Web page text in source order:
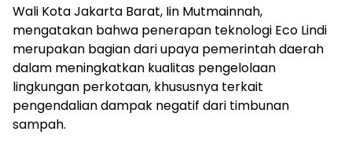
Wali Kota Jakarta Barat, Iin Mutmainnah,
mengatakan bahwa penerapan teknologi Eco Lindi
merupakan bagian dari upaya pemerintah daerah
dalam meningkatkan kualitas pengelolaan
lingkungan perkotaan, khususnya terkait
pengendalian dampak negatif dari timbunan
sampah.